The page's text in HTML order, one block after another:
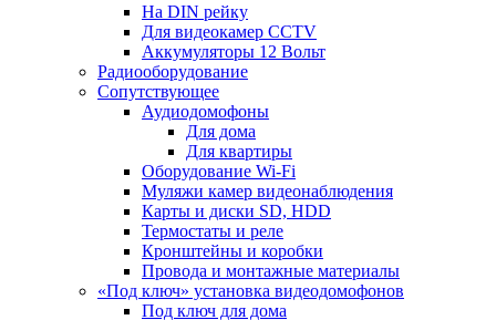
На DIN рейку
Для видеокамер CCTV
Аккумуляторы 12 Вольт
Радиооборудование
Сопутствующее
Аудиодомофоны
Для дома
Для квартиры
Оборудование Wi-Fi
Муляжи камер видеонаблюдения
Карты и диски SD, HDD
Термостаты и реле
Кронштейны и коробки
Провода и монтажные материалы
«Под ключ» установка видеодомофонов
Под ключ для дома